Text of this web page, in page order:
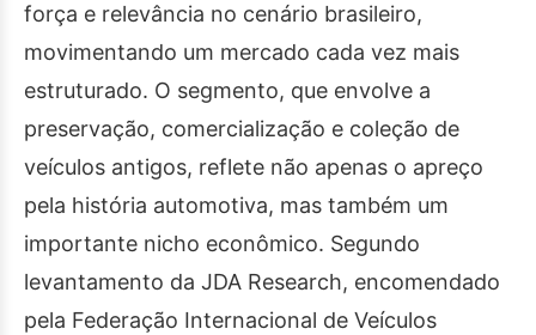
força e relevância no cenário brasileiro,
movimentando um mercado cada vez mais
estruturado. O segmento, que envolve a
preservação, comercialização e coleção de
veículos antigos, reflete não apenas o apreço
pela história automotiva, mas também um
importante nicho econômico. Segundo
levantamento da JDA Research, encomendado
pela Federação Internacional de Veículos